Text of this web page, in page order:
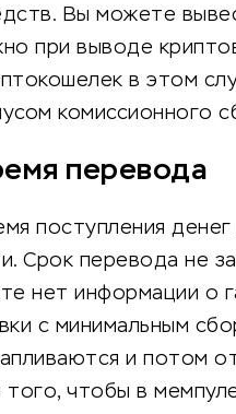
Вы можете
при выводе
в этом
комиссионного
перевода
поступления
Срок перевода не
нет информации о
с минимальным
и потом
того, чтобы в